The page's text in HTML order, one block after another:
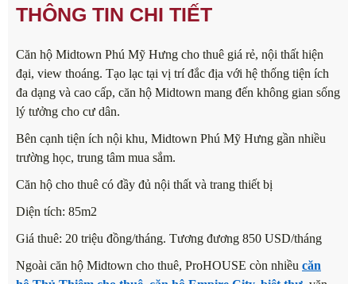
THÔNG TIN CHI TIẾT
Căn hộ Midtown Phú Mỹ Hưng cho thuê giá rẻ, nội thất hiện
đại, view thoáng. Tạo lạc tại vị trí đắc địa với hệ thống tiện ích
đa dạng và cao cấp, căn hộ Midtown mang đến không gian sống
lý tưởng cho cư dân.
Bên cạnh tiện ích nội khu, Midtown Phú Mỹ Hưng gần nhiều
trường học, trung tâm mua sắm.
Căn hộ cho thuê có đầy đủ nội thất và trang thiết bị
Diện tích: 85m2
Giá thuê: 20 triệu đồng/tháng. Tương đương 850 USD/tháng
Ngoài căn hộ Midtown cho thuê, ProHOUSE còn nhiều căn